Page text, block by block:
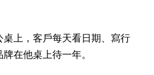
桌上，客戶每天看日期、寫行
在他桌上待一年。